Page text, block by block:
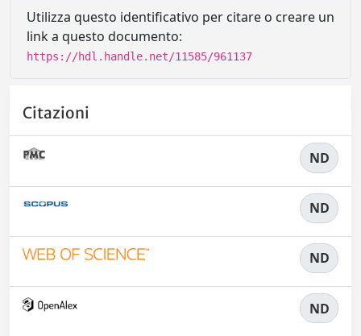
Utilizza questo identificativo per citare o creare un
link a questo documento:
https://hdl.handle.net/11585/961137
Citazioni
ND
ND
ND
ND